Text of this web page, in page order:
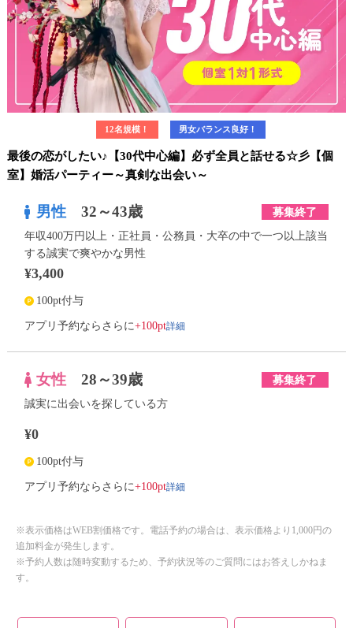
12名規模！ 男女バランス良好！
最後の恋がしたい♪【30代中心編】必ず全員と話せる☆彡【個
室】婚活パーティー～真剣な出会い～
男性 32～43歳 募集終了
年収400万円以上・正社員・公務員・大卒の中で一つ以上該当
する誠実で爽やかな男性
¥3,400
100pt付与
アプリ予約ならさらに+100pt詳細
女性 28～39歳 募集終了
誠実に出会いを探している方
¥0
100pt付与
アプリ予約ならさらに+100pt詳細
※表示価格はWEB割価格です。電話予約の場合は、表示価格より1,000円の
追加料金が発生します。
※予約人数は随時変動するため、予約状況等のご質問にはお答えしかねま
す。